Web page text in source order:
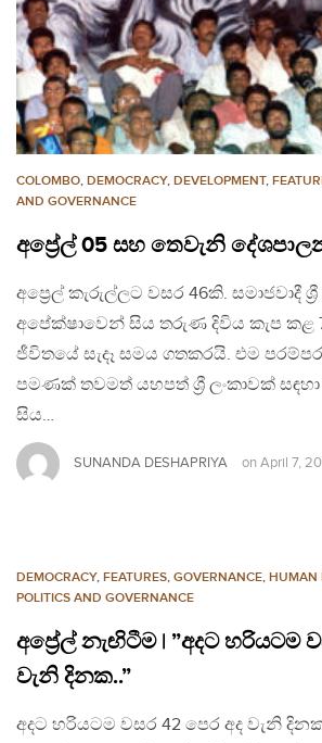
COLOMBO, DEMOCRACY, DEVELOPMENT,
AND GOVERNANCE
අප්‍රේල් 05 සහ තෙවැනි
අප්‍රෙල් කැරුල්ලට වසර 46කි. සමාජවාදී
අපේක්ෂාවෙන් සිය තරුණ දිවිය කැප කළ
ජීවිතයේ සැදෑ සමය ගතකරයි. එම
පමණක් තවමත් යහපත් ශ්‍රී ලංකාවක්
සිය…
SUNANDA DESHAPRIYA on April 7,
DEMOCRACY, FEATURES, GOVERNANCE, HUMAN
POLITICS AND GOVERNANCE
අප්‍රේල් නැඟිටීම | ”අදට හරියටම
වැනි දිනක..”
අදට හරියටම වසර 42 පෙර අද වැනි